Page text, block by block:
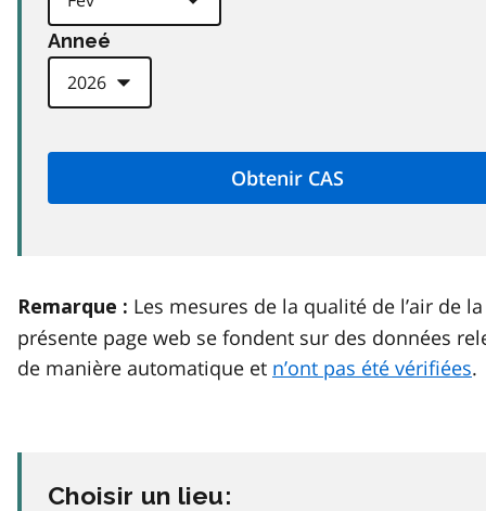
Anneé
Remarque : Les mesures de la qualité de l’air de la
présente page web se fondent sur des données
de manière automatique et n’ont pas été vérifiées.
Choisir un lieu: